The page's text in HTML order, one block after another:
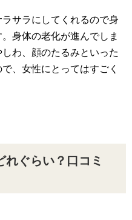
サラにしてくれるので身
身体の老化が進んでしま
わ、顔のたるみといった
、女性にとってはすごく
ぐらい？口コミ